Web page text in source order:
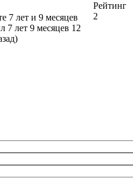
7 лет и 9 месяцев
7 лет 9 месяцев 12
Рейтинг
2